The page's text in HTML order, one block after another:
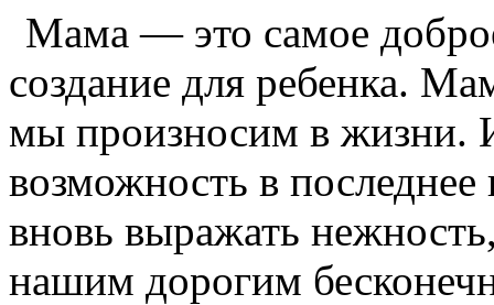
Мама — это самое
создание для ребенка.
мы произносим в жизни.
возможность в последнее
вновь выражать
нашим дорогим